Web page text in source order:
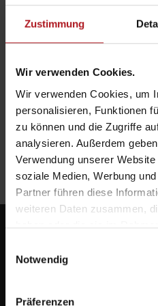
Zustimmung
Wir verwenden Cookies.
Wir verwenden Cookies, um
personalisieren, Funktionen
zu können und die Zugriffe
analysieren. Außerdem
Verwendung unserer
soziale Medien, Werbung
Partner führen diese
weiteren Daten zusammen,
Notwendig
Präferenzen